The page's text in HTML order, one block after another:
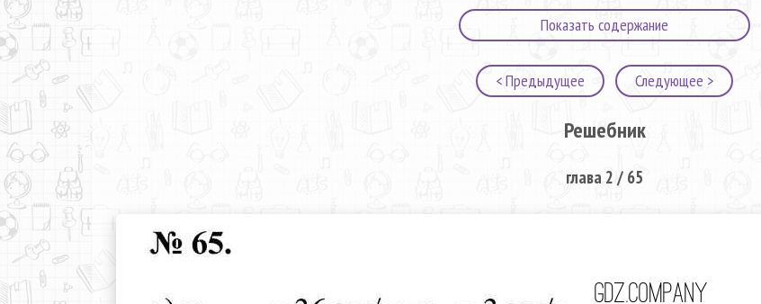
Показать содержание
< Предыдущее Следующее >
Решебник
глава 2 / 65